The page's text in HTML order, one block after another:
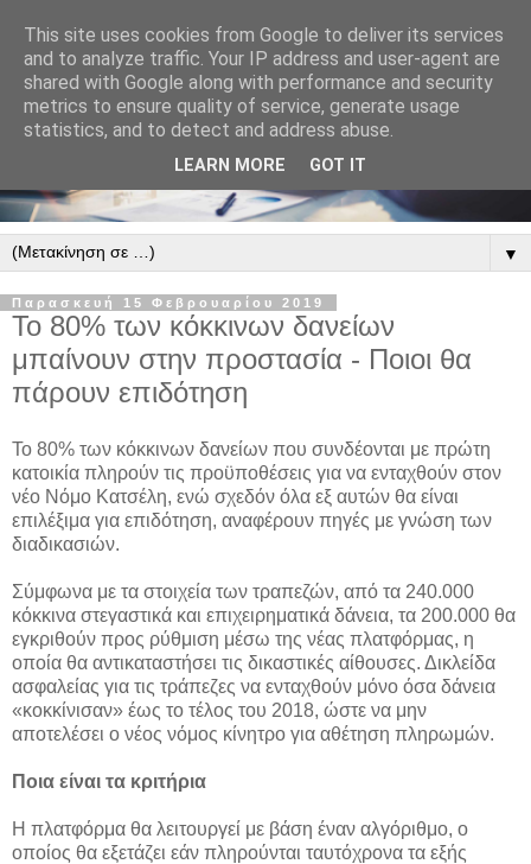
▼
Παρασκευή 15 Φεβρουαρίου 2019
Το 80% των κόκκινων δανείων
μπαίνουν στην προστασία - Ποιοι θα
πάρουν επιδότηση
Το 80% των κόκκινων δανείων που συνδέονται με πρώτη
κατοικία πληρούν τις προϋποθέσεις για να ενταχθούν στον
νέο Νόμο Κατσέλη, ενώ σχεδόν όλα εξ αυτών θα είναι
επιλέξιμα για επιδότηση, αναφέρουν πηγές με γνώση των
διαδικασιών.
Σύμφωνα με τα στοιχεία των τραπεζών, από τα 240.000
κόκκινα στεγαστικά και επιχειρηματικά δάνεια, τα 200.000 θα
εγκριθούν προς ρύθμιση μέσω της νέας πλατφόρμας, η
οποία θα αντικαταστήσει τις δικαστικές αίθουσες. Δικλείδα
ασφαλείας για τις τράπεζες να ενταχθούν μόνο όσα δάνεια
«κοκκίνισαν» έως το τέλος του 2018, ώστε να μην
αποτελέσει ο νέος νόμος κίνητρο για αθέτηση πληρωμών.
Ποια είναι τα κριτήρια
Η πλατφόρμα θα λειτουργεί με βάση έναν αλγόριθμο, ο
οποίος θα εξετάζει εάν πληρούνται ταυτόχρονα τα εξής
This site uses cookies from Google to deliver its services
and to analyze traffic. Your IP address and user-agent are
shared with Google along with performance and security
metrics to ensure quality of service, generate usage
statistics, and to detect and address abuse.
LEARN MORE GOT IT